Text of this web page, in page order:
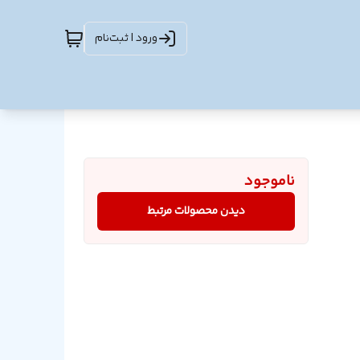
ورود | ثبت‌نام
ناموجود
دیدن محصولات مرتبط